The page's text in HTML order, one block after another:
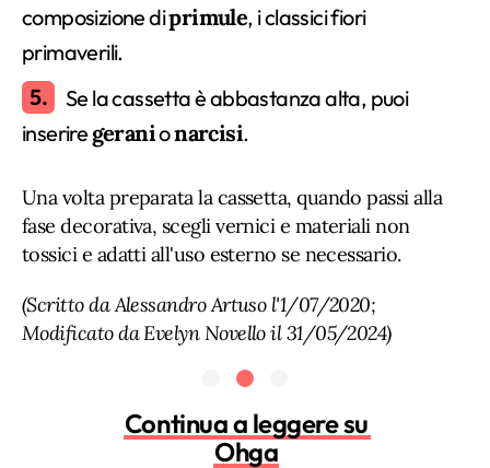
composizione diprimule, i classici fiori
primaverili.
Se la cassetta è abbastanza alta, puoi
inserire geranionarcisi.
Una volta preparata la cassetta, quando passi alla
fase decorativa, scegli vernici e materiali non
tossici e adatti all'uso esterno se necessario.
(Scritto da Alessandro Artuso l'1/07/2020;
Modificato da Evelyn Novello il 31/05/2024)
Continua a leggere su
Ohga